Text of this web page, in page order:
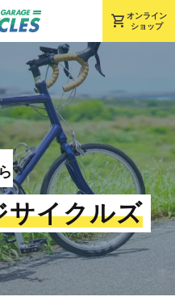
shopping_cart オンライン
ショップ
サイクルズ